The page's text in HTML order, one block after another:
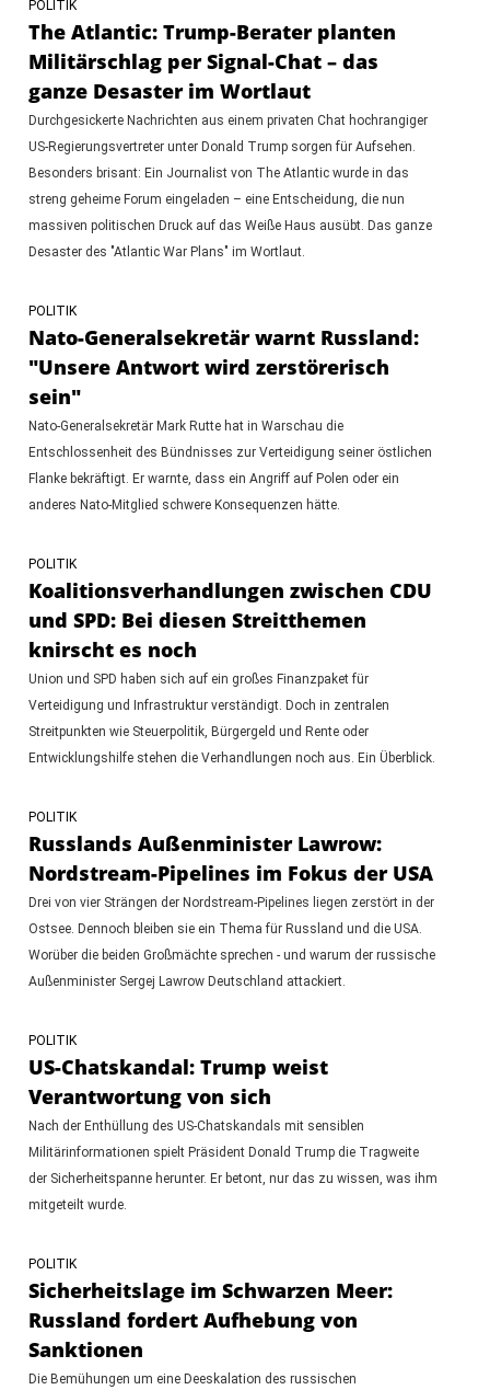
POLITIK
The Atlantic: Trump-Berater planten
Militärschlag per Signal-Chat – das
ganze Desaster im Wortlaut
Durchgesickerte Nachrichten aus einem privaten Chat hochrangiger
US-Regierungsvertreter unter Donald Trump sorgen für Aufsehen.
Besonders brisant: Ein Journalist von The Atlantic wurde in das
streng geheime Forum eingeladen – eine Entscheidung, die nun
massiven politischen Druck auf das Weiße Haus ausübt. Das ganze
Desaster des "Atlantic War Plans" im Wortlaut.
POLITIK
Nato-Generalsekretär warnt Russland:
"Unsere Antwort wird zerstörerisch
sein"
Nato-Generalsekretär Mark Rutte hat in Warschau die
Entschlossenheit des Bündnisses zur Verteidigung seiner östlichen
Flanke bekräftigt. Er warnte, dass ein Angriff auf Polen oder ein
anderes Nato-Mitglied schwere Konsequenzen hätte.
POLITIK
Koalitionsverhandlungen zwischen CDU
und SPD: Bei diesen Streitthemen
knirscht es noch
Union und SPD haben sich auf ein großes Finanzpaket für
Verteidigung und Infrastruktur verständigt. Doch in zentralen
Streitpunkten wie Steuerpolitik, Bürgergeld und Rente oder
Entwicklungshilfe stehen die Verhandlungen noch aus. Ein Überblick.
POLITIK
Russlands Außenminister Lawrow:
Nordstream-Pipelines im Fokus der USA
Drei von vier Strängen der Nordstream-Pipelines liegen zerstört in der
Ostsee. Dennoch bleiben sie ein Thema für Russland und die USA.
Worüber die beiden Großmächte sprechen - und warum der russische
Außenminister Sergej Lawrow Deutschland attackiert.
POLITIK
US-Chatskandal: Trump weist
Verantwortung von sich
Nach der Enthüllung des US-Chatskandals mit sensiblen
Militärinformationen spielt Präsident Donald Trump die Tragweite
der Sicherheitspanne herunter. Er betont, nur das zu wissen, was ihm
mitgeteilt wurde.
POLITIK
Sicherheitslage im Schwarzen Meer:
Russland fordert Aufhebung von
Sanktionen
Die Bemühungen um eine Deeskalation des russischen